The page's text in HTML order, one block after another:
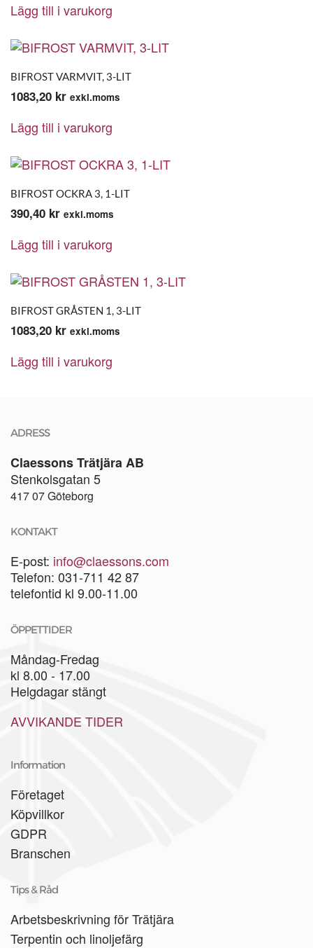
Lägg till i varukorg
BIFROST VARMVIT, 3-LIT
1083,20 kr exkl.moms
Lägg till i varukorg
BIFROST OCKRA 3, 1-LIT
390,40 kr exkl.moms
Lägg till i varukorg
BIFROST GRÅSTEN 1, 3-LIT
1083,20 kr exkl.moms
Lägg till i varukorg
ADRESS
Claessons Trätjära AB
Stenkolsgatan 5
417 07 Göteborg
KONTAKT
E-post: info@claessons.com
Telefon: 031-711 42 87
telefontid kl 9.00-11.00
ÖPPETTIDER
Måndag-Fredag
kl 8.00 - 17.00
Helgdagar stängt
AVVIKANDE TIDER
Information
Företaget
Köpvillkor
GDPR
Branschen
Tips & Råd
Arbetsbeskrivning för Trätjära
Terpentin och linoljefärg